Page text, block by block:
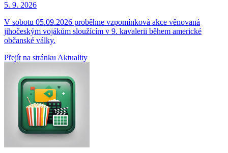
5. 9. 2026
V sobotu 05.09.2026 proběhne vzpomínková akce věnovaná
jihočeským vojákům sloužícím v 9. kavalerii během americké
občanské války.
Přejít na stránku Aktuality